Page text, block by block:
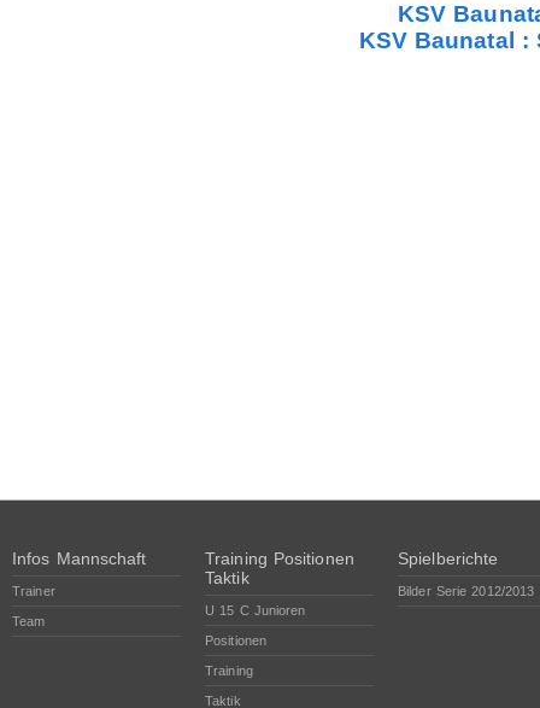
KSV
KSV Baunatal :
Infos Mannschaft
Trainer
Team
Training Positionen
Taktik
U 15 C Junioren
Positionen
Training
Taktik
Spielberichte
Bilder Serie 2012/2013